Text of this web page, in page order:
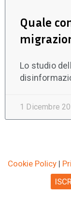
Quale
Lo studio
1 Dicembre
Cookie Policy |